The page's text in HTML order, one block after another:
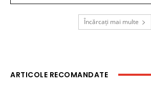
Încărcați mai multe
ARTICOLE RECOMANDATE